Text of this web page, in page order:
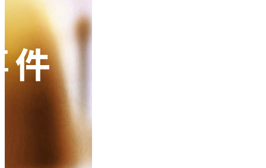
91免费观看视频架
变速箱托盘
发动机料架
仪表盘料架
手推车
隐藏式马桶水箱支架
汽车行业
卫浴行业